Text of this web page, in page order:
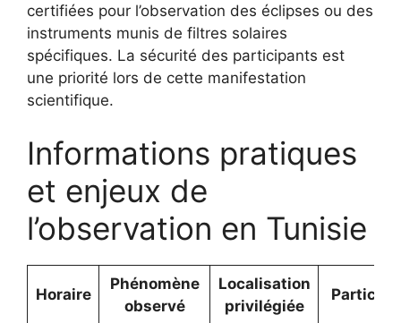
certifiées pour l’observation des éclipses ou des
instruments munis de filtres solaires
spécifiques. La sécurité des participants est
une priorité lors de cette manifestation
scientifique.
Informations pratiques
et enjeux de
l’observation en Tunisie
Horaire
Phénomène
observé
Localisation
privilégiée